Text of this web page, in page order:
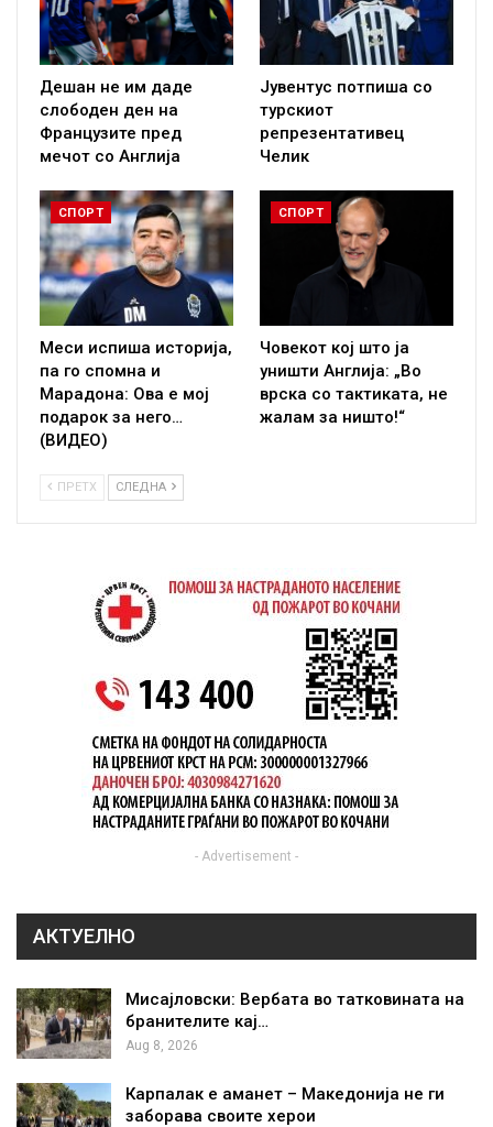
Дешан не им даде
слободен ден на
Французите пред
мечот со Англија
Јувентус потпиша со
турскиот
репрезентативец
Челик
СПОРТ
Меси испиша историја,
па го спомна и
Марадона: Ова е мој
подарок за него…
(ВИДЕО)
СПОРТ
Човекот кој што ја
уништи Англија: „Во
врска со тактиката, не
жалам за ништо!“
ПРЕТХ СЛЕДНА
- Advertisement -
АКТУЕЛНО
Мисајловски: Вербата во татковината на
бранителите кај…
Aug 8, 2026
Карпалак е аманет – Македонија не ги
заборава своите херои